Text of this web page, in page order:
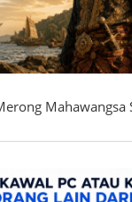
Mahawangsa